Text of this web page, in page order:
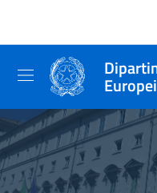
Europei